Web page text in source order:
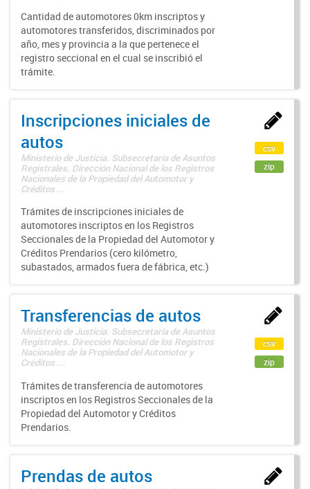
Cantidad de automotores 0km inscriptos y
automotores transferidos, discriminados por
año, mes y provincia a la que pertenece el
registro seccional en el cual se inscribió el
trámite.
Inscripciones iniciales de
autos
Ministerio de Justicia. Subsecretaría de Asuntos
Registrales. Dirección Nacional de los Registros
Nacionales de la Propiedad del Automotor y
Créditos ...
Trámites de inscripciones iniciales de
automotores inscriptos en los Registros
Seccionales de la Propiedad del Automotor y
Créditos Prendarios (cero kilómetro,
subastados, armados fuera de fábrica, etc.)
csv
zip
Transferencias de autos
Ministerio de Justicia. Subsecretaría de Asuntos
Registrales. Dirección Nacional de los Registros
Nacionales de la Propiedad del Automotor y
Créditos ...
Trámites de transferencia de automotores
inscriptos en los Registros Seccionales de la
Propiedad del Automotor y Créditos
Prendarios.
csv
zip
Prendas de autos